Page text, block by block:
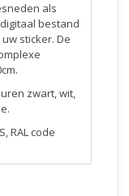
als
bestand
sticker. De
zwart, wit,
RAL code